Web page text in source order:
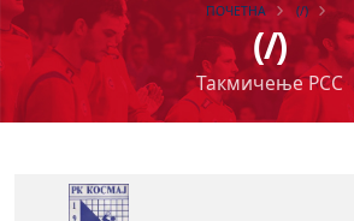
(/)
Такмичење РСС
ПОЧЕТНА (/)